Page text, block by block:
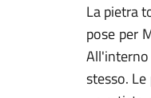
La pietra
pose per
All'interno
stesso.